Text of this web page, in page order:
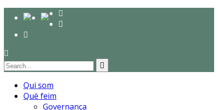
Qui som
Què feim
Governança